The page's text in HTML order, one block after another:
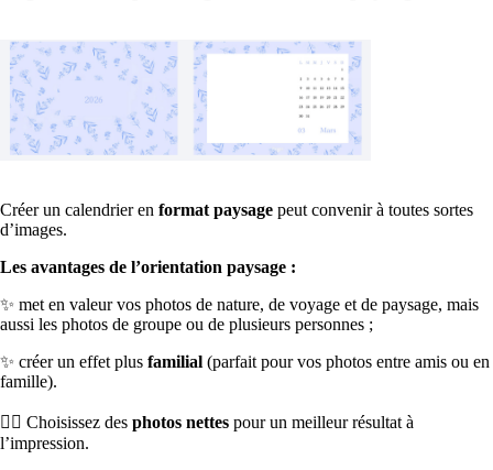
Créer un calendrier en format paysage peut convenir à toutes sortes
d’images.
Les avantages de l’orientation paysage :
✨ met en valeur vos photos de nature, de voyage et de paysage, mais
aussi les photos de groupe ou de plusieurs personnes ;
✨ créer un effet plus familial (parfait pour vos photos entre amis ou en
famille).
👉🏼 Choisissez des photos nettes pour un meilleur résultat à
l’impression.